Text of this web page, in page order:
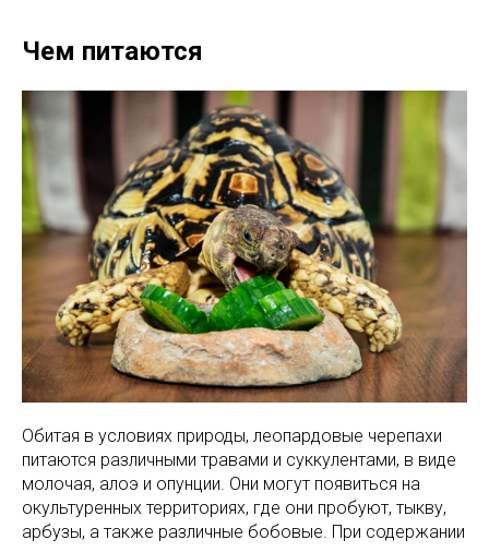
Чем питаются
Обитая в условиях природы, леопардовые черепахи
питаются различными травами и суккулентами, в виде
молочая, алоэ и опунции. Они могут появиться на
окультуренных территориях, где они пробуют, тыкву,
арбузы, а также различные бобовые. При содержании